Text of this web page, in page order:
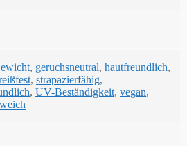
, geruchsneutral, hautfreundlich,
, strapazierfähig,
, UV-Beständigkeit, vegan,
weich